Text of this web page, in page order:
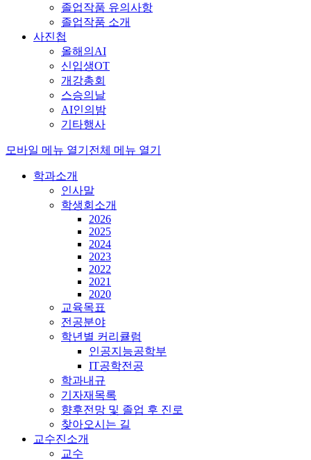
졸업작품 유의사항
졸업작품 소개
사진첩
올해의AI
신입생OT
개강총회
스승의날
AI인의밤
기타행사
모바일 메뉴 열기 전체 메뉴 열기
학과소개
인사말
학생회소개
2026
2025
2024
2023
2022
2021
2020
교육목표
전공분야
학년별 커리큘럼
인공지능공학부
IT공학전공
학과내규
기자재목록
향후전망 및 졸업 후 진로
찾아오시는 길
교수진소개
교수